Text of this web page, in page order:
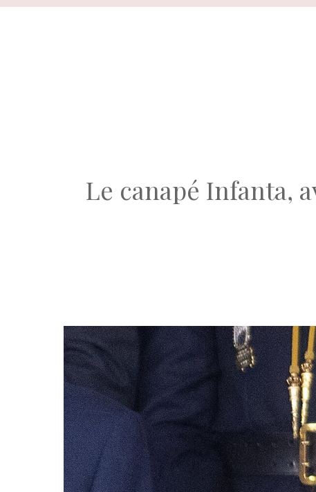
Aller
Le canapé Infanta,